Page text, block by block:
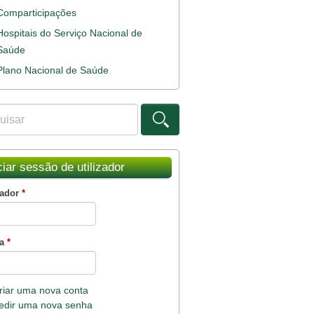
do Serviço Nacional de
Nacional de Saúde
de procura
sessão de utilizador
*
*
uma nova conta
uma nova senha